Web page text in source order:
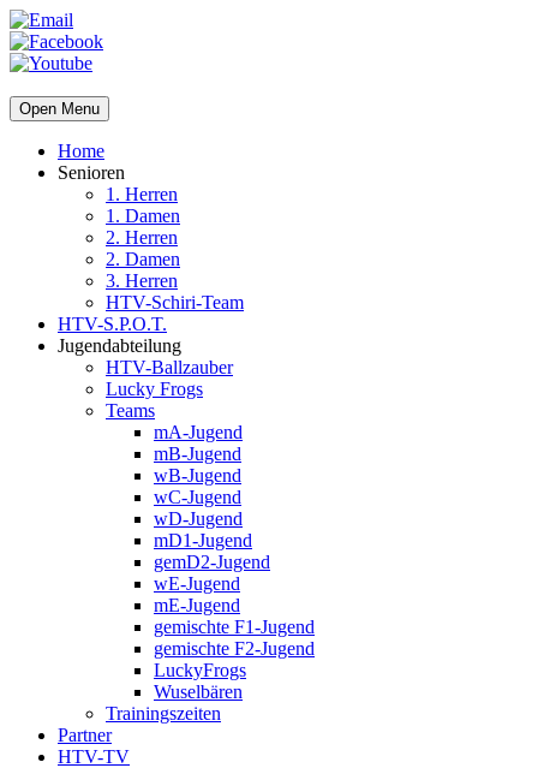
Open Menu
Home
Senioren
1. Herren
1. Damen
2. Herren
2. Damen
3. Herren
HTV-Schiri-Team
HTV-S.P.O.T.
Jugendabteilung
HTV-Ballzauber
Lucky Frogs
Teams
mA-Jugend
mB-Jugend
wB-Jugend
wC-Jugend
wD-Jugend
mD1-Jugend
gemD2-Jugend
wE-Jugend
mE-Jugend
gemischte F1-Jugend
gemischte F2-Jugend
LuckyFrogs
Wuselbären
Trainingszeiten
Partner
HTV-TV